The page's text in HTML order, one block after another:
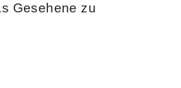
Gesehene zu